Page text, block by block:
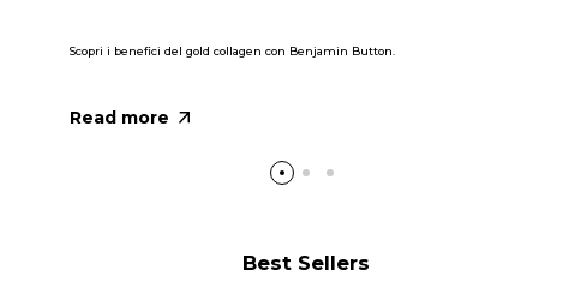
Scopri i benefici del gold collagen con Benjamin Button.
Read more
Best Sellers